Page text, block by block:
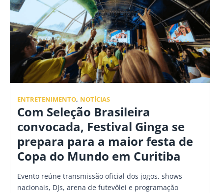
ENTRETENIMENTO, NOTÍCIAS
Com Seleção Brasileira
convocada, Festival Ginga se
prepara para a maior festa de
Copa do Mundo em Curitiba
Evento reúne transmissão oficial dos jogos, shows
nacionais, DJs, arena de futevôlei e programação